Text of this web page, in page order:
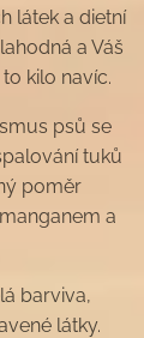
látek a dietní
a Váš
kilo navíc.
psů se
tuků
poměr
a
barviva,
látky.